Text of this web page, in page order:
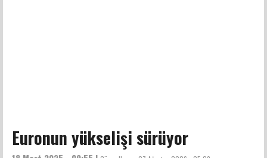
Euronun yükselişi sürüyor